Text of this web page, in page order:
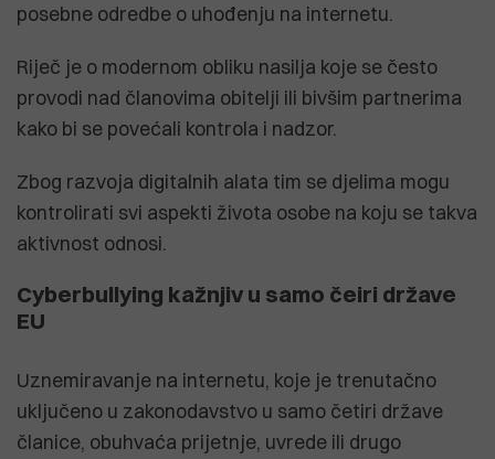
posebne odredbe o uhođenju na internetu.
Riječ je o modernom obliku nasilja koje se često
provodi nad članovima obitelji ili bivšim partnerima
kako bi se povećali kontrola i nadzor.
Zbog razvoja digitalnih alata tim se djelima mogu
kontrolirati svi aspekti života osobe na koju se takva
aktivnost odnosi.
Cyberbullying kažnjiv u samo čeiri države
EU
Uznemiravanje na internetu, koje je trenutačno
uključeno u zakonodavstvo u samo četiri države
članice, obuhvaća prijetnje, uvrede ili drugo